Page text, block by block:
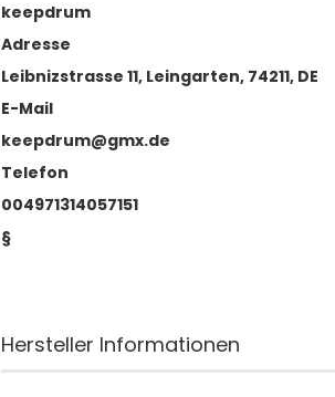
keepdrum
Adresse
Leibnizstrasse 11, Leingarten, 74211, DE
E-Mail
keepdrum@gmx.de
Telefon
004971314057151
§
Hersteller Informationen